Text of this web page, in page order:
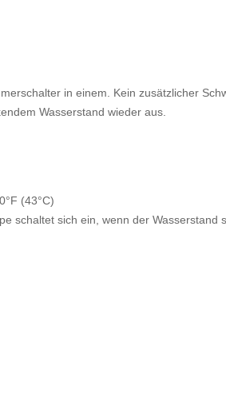
in einem. Kein zusätzlicher
Wasserstand wieder aus.
(43°C)
schaltet sich ein, wenn der Wasserstand